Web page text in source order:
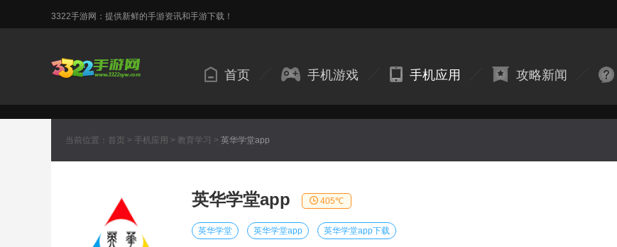
3322手游网：提供新鲜的手游资讯和手游下载！
首页 手机游戏 手机应用 攻略新闻
当前位置： 首页 > 手机应用 > 教育学习 > 英华学堂app
英华学堂app 405℃
英华学堂 英华学堂app 英华学堂app下载